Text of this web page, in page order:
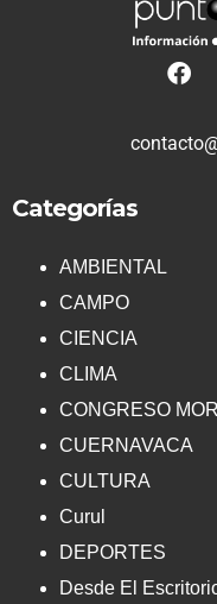
Categorías
AMBIENTAL
CAMPO
CIENCIA
CLIMA
CONGRESO
CUERNAVACA
CULTURA
Curul
DEPORTES
Desde El